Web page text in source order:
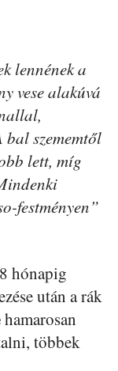
lennének a
vese alakúvá
szememtől
lett, míg
festményen”
hónapig
után a rák
hamarosan
többek